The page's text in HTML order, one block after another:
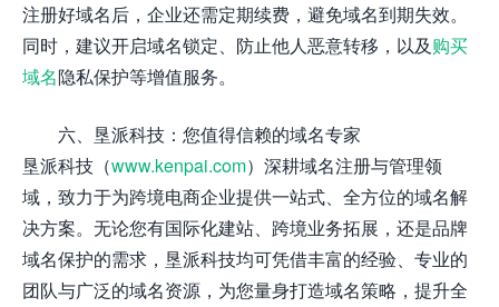
注册好域名后，企业还需定期续费，避免域名到期失效。
同时，建议开启域名锁定、防止他人恶意转移，以及购买
域名隐私保护等增值服务。
六、垦派科技：您值得信赖的域名专家
垦派科技（www.kenpai.com）深耕域名注册与管理领
域，致力于为跨境电商企业提供一站式、全方位的域名解
决方案。无论您有国际化建站、跨境业务拓展，还是品牌
域名保护的需求，垦派科技均可凭借丰富的经验、专业的
团队与广泛的域名资源，为您量身打造域名策略，提升全